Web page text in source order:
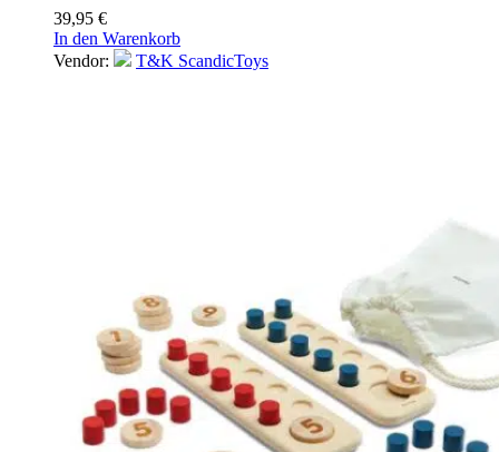
39,95 €
In den Warenkorb
Vendor:
T&K ScandicToys